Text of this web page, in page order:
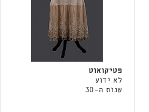
פטיקואוט
לא ידוע
שנות ה-30